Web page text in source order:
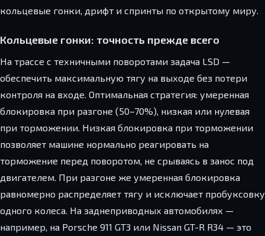
кольцевые гонки, дрифт и спринты по открытому миру.
Кольцевые гонки: точность прежде всего
На трассе с техничными поворотами задача LSD —
обеспечить максимальную тягу на выходе без потери
контроля на входе. Оптимальная стратегия: умеренная
блокировка при разгоне (50–70%), низкая или нулевая
при торможении. Низкая блокировка при торможении
позволяет машине нормально реагировать на
торможение перед поворотом, не срываясь в занос под
двигателем. При разгоне же умеренная блокировка
равномерно распределяет тягу и исключает пробуксовку
одного колеса. На заднеприводных автомобилях —
например, на Porsche 911 GT3 или Nissan GT-R R34 — это